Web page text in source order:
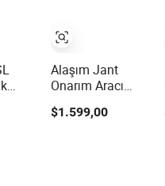
Alaşım Jant
Onarım Aracı
Eğilmiş Mag Jant
Düzeltme
$1.599,00